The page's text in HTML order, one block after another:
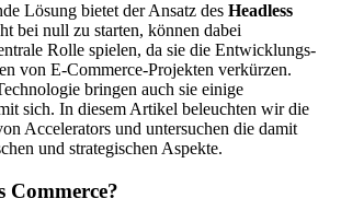
Lösung bietet der Ansatz des Headless
bei null zu starten, können dabei
Rolle spielen, da sie die Entwicklungs-
von E-Commerce-Projekten verkürzen.
bringen auch sie einige
sich. In diesem Artikel beleuchten wir die
Accelerators und untersuchen die damit
und strategischen Aspekte.
Commerce?